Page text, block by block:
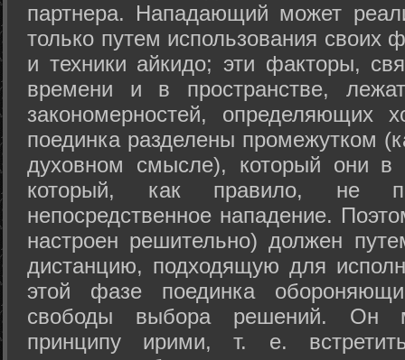
партнера. Нападающий может
только путем использования своих
и техники айкидо; эти факторы,
времени и в пространстве,
закономерностей, определяющих
поединка разделены промежутком
духовном смысле), который они в
который, как правило, не
непосредственное нападение.
настроен решительно) должен
дистанцию, подходящую для
этой фазе поединка
свободы выбора решений. Он
принципу ирими, т. е.